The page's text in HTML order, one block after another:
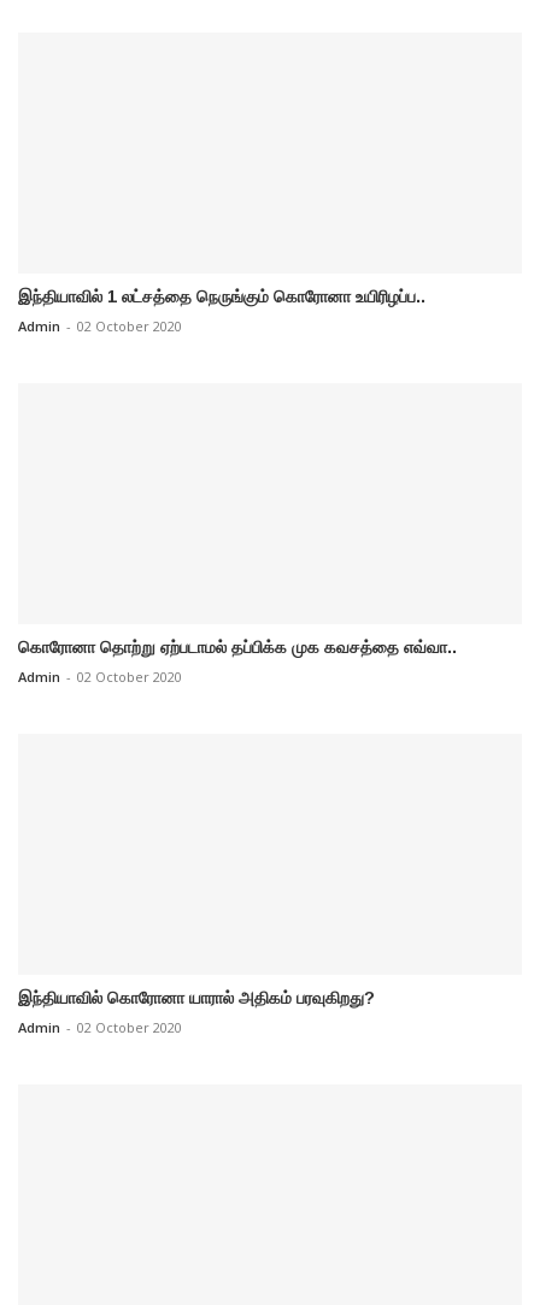
இந்தியாவில் 1 லட்சத்தை நெருங்கும் கொரோனா உயிரிழப்ப..
Admin - 02 October 2020
கொரோனா தொற்று ஏற்படாமல் தப்பிக்க முக கவசத்தை எவ்வா..
Admin - 02 October 2020
இந்தியாவில் கொரோனா யாரால் அதிகம் பரவுகிறது?
Admin - 02 October 2020